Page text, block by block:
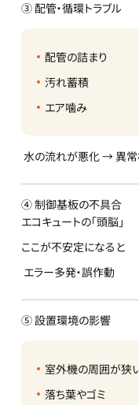
③ 配管・循環トラブル
配管の詰まり
汚れ蓄積
エア噛み
水の流れが悪化 → 異
④ 制御基板の不具合
エコキュートの「頭脳」
ここが不安定になると
エラー多発・誤作動
⑤ 設置環境の影響
室外機の周囲が狭
落ち葉やゴミ